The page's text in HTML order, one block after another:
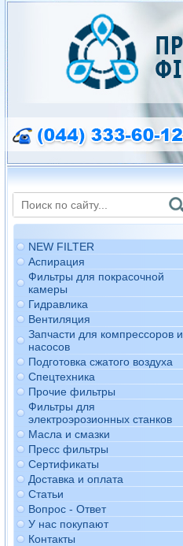
NEW FILTER
Аспирация
Фильтры для покрасочной
камеры
Гидравлика
Вентиляция
Запчасти для компрессоров и
насосов
Подготовка сжатого воздуха
Спецтехника
Прочие фильтры
Фильтры для
электроэрозионных станков
Масла и смазки
Пресс фильтры
Сертификаты
Доставка и оплата
Статьи
Вопрос - Ответ
У нас покупают
Контакты